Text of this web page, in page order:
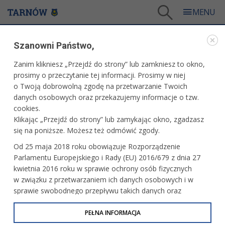
XII Turniej Szermierczy Złoty Kasztan w szpadzie dziewcząt i chłopców
WARTO ZOBACZYĆ
XII TURNIEJ SZERMIERCZY ZŁOTY KASZTAN W
SZPADZIE DZIEWCZĄT I CHŁOPCÓW
30 października 2016 r.fot. Paweł Topolski
Szanowni Państwo,
Zanim klikniesz „Przejdź do strony” lub zamkniesz to okno,
prosimy o przeczytanie tej informacji. Prosimy w niej
o Twoją dobrowolną zgodę na przetwarzanie Twoich
danych osobowych oraz przekazujemy informacje o tzw.
cookies.
Klikając „Przejdź do strony” lub zamykając okno, zgadzasz
się na poniższe. Możesz też odmówić zgody.
Od 25 maja 2018 roku obowiązuje Rozporządzenie
Parlamentu Europejskiego i Rady (EU) 2016/679 z dnia 27
kwietnia 2016 roku w sprawie ochrony osób fizycznych
w związku z przetwarzaniem ich danych osobowych i w
sprawie swobodnego przepływu takich danych oraz
uchylenia dyrektywy 95/46/WE (określane jako RODO, GDPR
lub Ogólne Rozporządzenie o Ochronie Danych
PEŁNA INFORMACJA